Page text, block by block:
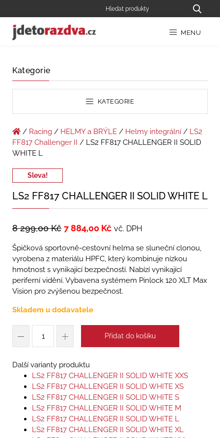
MENU
Kategorie
KATEGORIE
/ Racing / HELMY a BRÝLE / Helmy integrální / LS2
FF817 Challenger II
/ LS2 FF817 CHALLENGER II SOLID
WHITE L
Sleva!
LS2 FF817 CHALLENGER II SOLID WHITE L
8 299,00Kč 7 884,00 Kč vč. DPH
Špičková sportovně-cestovní helma se sluneční clonou,
vyrobena z materiálu HPFC, který kombinuje nízkou
hmotnost s vynikající bezpečností. Nabízí vynikající
periferní vidění. Vybavena systémem Pinlock 120 XLT Max
Vision pro zvýšenou bezpečnost.
Skladem u dodavatele
Přidat do košíku
Další varianty produktu
LS2 FF817 CHALLENGER II SOLID WHITE XXS
LS2 FF817 CHALLENGER II SOLID WHITE XS
LS2 FF817 CHALLENGER II SOLID WHITE S
LS2 FF817 CHALLENGER II SOLID WHITE M
LS2 FF817 CHALLENGER II SOLID WHITE L
LS2 FF817 CHALLENGER II SOLID WHITE XL